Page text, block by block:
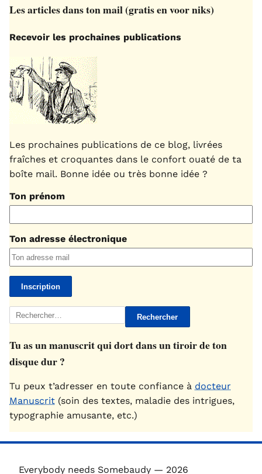
Les articles dans ton mail (gratis en voor niks)
Recevoir les prochaines publications
Les prochaines publications de ce blog, livrées
fraîches et croquantes dans le confort ouaté de ta
boîte mail. Bonne idée ou très bonne idée ?
Ton prénom
Ton adresse électronique
Rechercher :
Tu as un manuscrit qui dort dans un tiroir de ton
disque dur ?
Tu peux t’adresser en toute confiance à docteur
Manuscrit (soin des textes, maladie des intrigues,
typographie amusante, etc.)
Everybody needs Somebaudy — 2026